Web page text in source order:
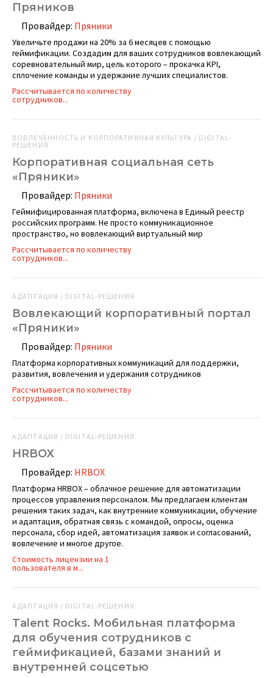
Пряников
Провайдер: Пряники
Увеличьте продажи на 20% за 6 месяцев с помощью
геймификации. Создадим для ваших сотрудников вовлекающий
соревновательный мир, цель которого – прокачка KPI,
сплочение команды и удержание лучших специалистов.
Рассчитывается по количеству
сотрудников...
ВОВЛЕЧЕННОСТЬ И КОРПОРАТИВНАЯ КУЛЬТУРА / DIGITAL-
РЕШЕНИЯ
Корпоративная социальная сеть
«Пряники»
Провайдер: Пряники
Геймифицированная платформа, включена в Единый реестр
российских программ. Не просто коммуникационное
пространство, но вовлекающий виртуальный мир
Рассчитывается по количеству
сотрудников...
АДАПТАЦИЯ / DIGITAL-РЕШЕНИЯ
Вовлекающий корпоративный портал
«Пряники»
Провайдер: Пряники
Платформа корпоративных коммуникаций для поддержки,
развития, вовлечения и удержания сотрудников
Рассчитывается по количеству
сотрудников...
АДАПТАЦИЯ / DIGITAL-РЕШЕНИЯ
HRBOX
Провайдер: HRBOX
Платформа HRBOX – облачное решение для автоматизации
процессов управления персоналом. Мы предлагаем клиентам
решения таких задач, как внутренние коммуникации, обучение
и адаптация, обратная связь с командой, опросы, оценка
персонала, сбор идей, автоматизация заявок и согласований,
вовлечение и многое другое.
Стоимость лицензии на 1
пользователя в м...
АДАПТАЦИЯ / DIGITAL-РЕШЕНИЯ
Talent Rocks. Мобильная платформа
для обучения сотрудников с
геймификацией, базами знаний и
внутренней соцсетью